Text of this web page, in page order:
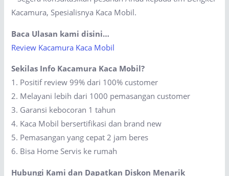
Kacamura, Spesialisnya Kaca Mobil.
Baca Ulasan kami disini…
Review Kacamura Kaca Mobil
Sekilas Info Kacamura Kaca Mobil?
1. Positif review 99% dari 100% customer
2. Melayani lebih dari 1000 pemasangan customer
3. Garansi kebocoran 1 tahun
4. Kaca Mobil bersertifikasi dan brand new
5. Pemasangan yang cepat 2 jam beres
6. Bisa Home Servis ke rumah
Hubungi Kami dan Dapatkan Diskon Menarik